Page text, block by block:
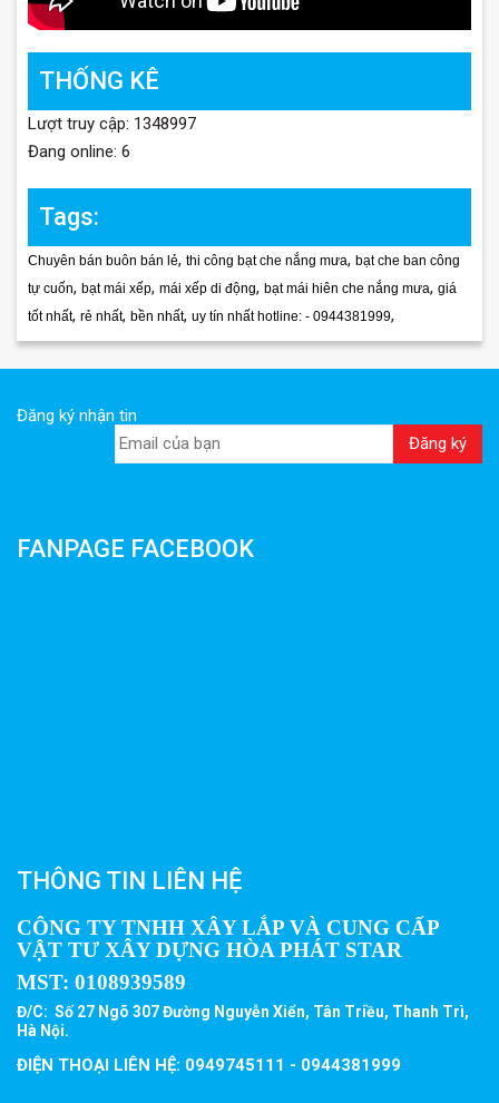
THỐNG KÊ
Lượt truy cập: 1348997
Đang online: 6
Tags:
Chuyên bán buôn bán lẻ, thi công bạt che nắng mưa, bạt che ban công
tự cuốn, bạt mái xếp, mái xếp di động, bạt mái hiên che nắng mưa, giá
tốt nhất, rẻ nhất, bền nhất, uy tín nhất hotline: - 0944381999,
Đăng ký nhận tin
FANPAGE FACEBOOK
THÔNG TIN LIÊN HỆ
CÔNG TY TNHH XÂY LẮP VÀ CUNG CẤP
VẬT TƯ XÂY DỰNG HÒA PHÁT STAR
MST: 0108939589
Đ/C: Số 27 Ngõ 307 Đường Nguyễn Xiển, Tân Triều, Thanh Trì,
Hà Nội.
ĐIỆN THOẠI LIÊN HỆ: 0949745111 - 0944381999